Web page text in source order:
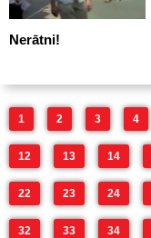
Nerātni!
1 2 3 4
12 13 14
22 23 24
32 33 34